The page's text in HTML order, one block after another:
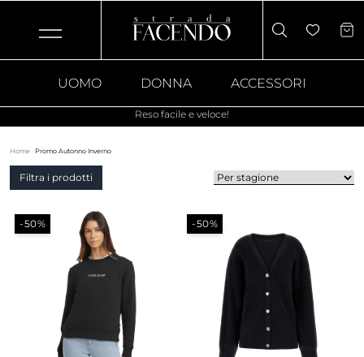
UOMO DONNA ACCESSORI
Reso facile e veloce!
Home · Promo Autonno Inverno
Filtra i prodotti
-50% -50%